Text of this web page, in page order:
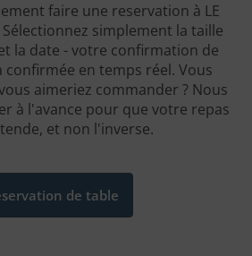
faire une reservation à LE
Sélectionnez simplement la taille
la date - votre confirmation de
en temps réel. Vous
aimeriez commander ? Nous
à l'avance pour que votre repas
et non l'inverse.
de table